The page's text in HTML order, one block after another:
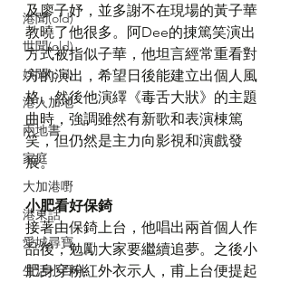
港聞(old)
世聞(old)
娛聞(old)
港人加地
兩地書
家庭
大加港嘢
港東話
愛城尋寶
生活小百科
及廖子妤，並多謝不在現場的黃子華
教曉了他很多。阿Dee的㨂篤笑演出
方式被指似子華，他坦言經常重看對
方的演出，希望日後能建立出個人風
格。然後他演繹《毒舌大狀》的主題
曲時，強調雖然有新歌和表演棟篤
笑，但仍然是主力向影視和演戲發
展。
小肥看好保錡
接著由保錡上台，他唱出兩首個人作
品後，勉勵大家要繼續追夢。之後小
肥身穿粉紅外衣示人，甫上台便提起